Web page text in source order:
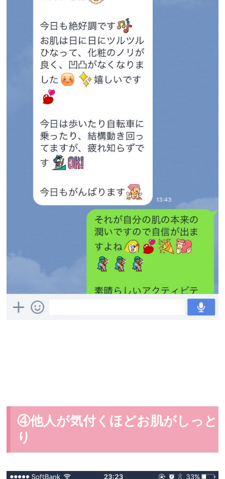
④他人が気付くほどお肌がしっと
り